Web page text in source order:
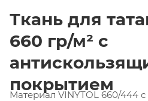
Ткань для
660 гр/м² с
покрытием
Материал VINYTOL 660/444